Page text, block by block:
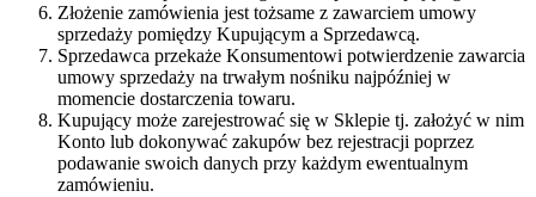
Złożenie zamówienia jest tożsame z zawarciem umowy
sprzedaży pomiędzy Kupującym a Sprzedawcą.
Sprzedawca przekaże Konsumentowi potwierdzenie zawarcia
umowy sprzedaży na trwałym nośniku najpóźniej w
momencie dostarczenia towaru.
Kupujący może zarejestrować się w Sklepie tj. założyć w nim
Konto lub dokonywać zakupów bez rejestracji poprzez
podawanie swoich danych przy każdym ewentualnym
zamówieniu.